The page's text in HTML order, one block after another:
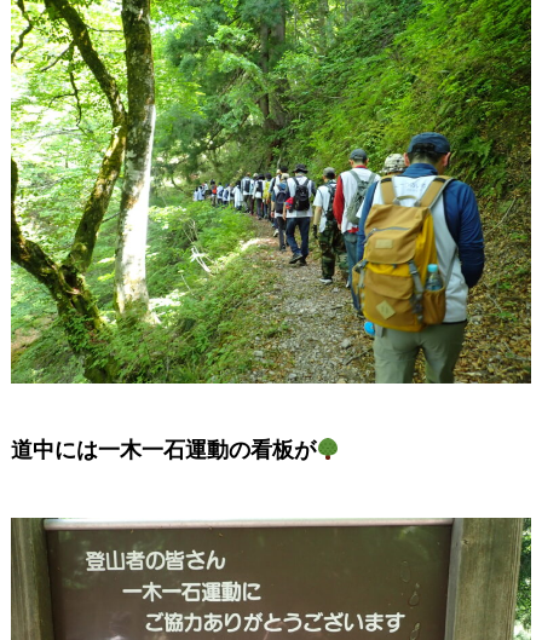
道中には一木一石運動の看板が